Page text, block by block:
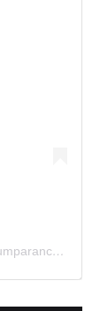
Sebuah kiriman dibagikan oleh kumparan (@kumparancom)